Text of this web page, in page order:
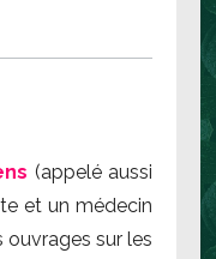
(appelé aussi
et un médecin
ouvrages sur les